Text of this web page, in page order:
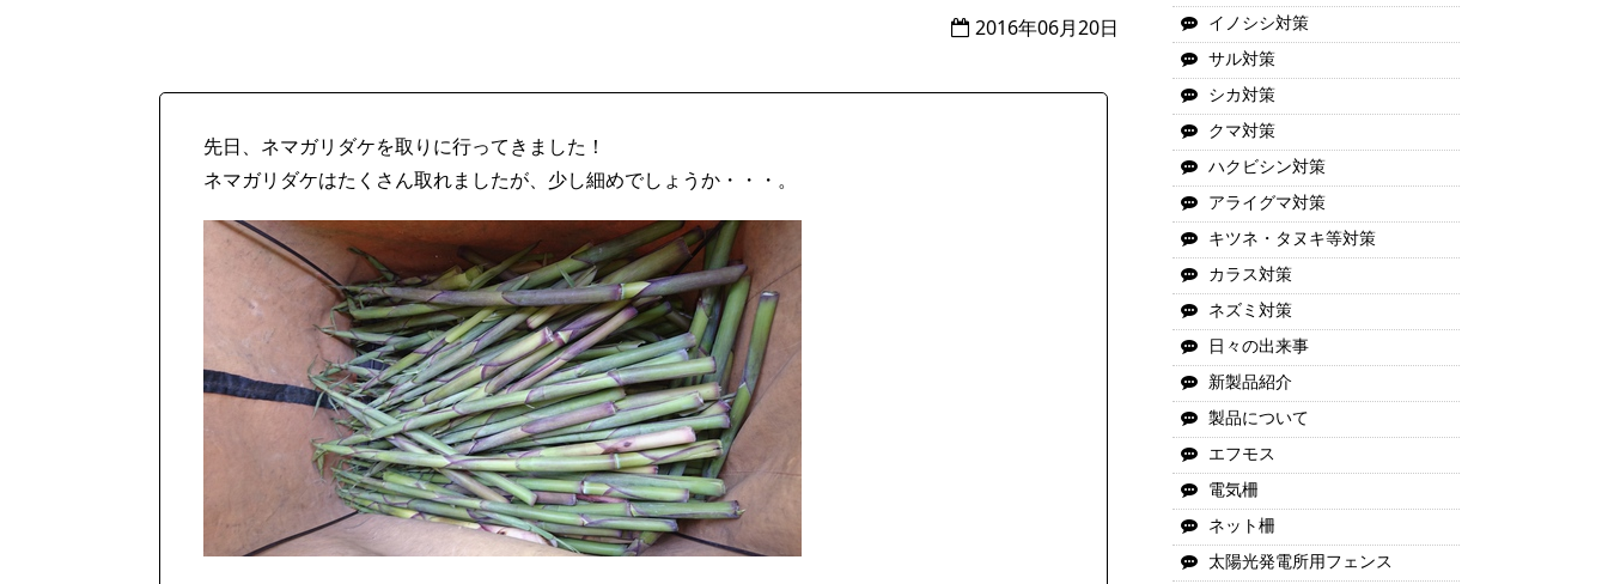
2016年06月20日
先日、ネマガリダケを取りに行ってきました！
ネマガリダケはたくさん取れましたが、少し細めでしょうか・・・。
イノシシ対策
サル対策
シカ対策
クマ対策
ハクビシン対策
アライグマ対策
キツネ・タヌキ等対策
カラス対策
ネズミ対策
日々の出来事
新製品紹介
製品について
エフモス
電気柵
ネット柵
太陽光発電所用フェンス